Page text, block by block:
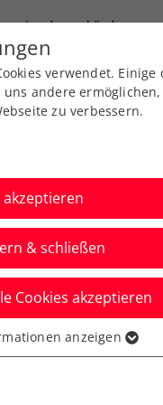
Landesverbände
Services
– Teil 2:
verwendet. Einige
andere
zu verbessern.
akzeptieren
& schließen
Cookies akzeptieren
grundlegende
dass die
anzeigen